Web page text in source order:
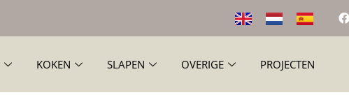
KOKEN SLAPEN OVERIGE PROJECTEN